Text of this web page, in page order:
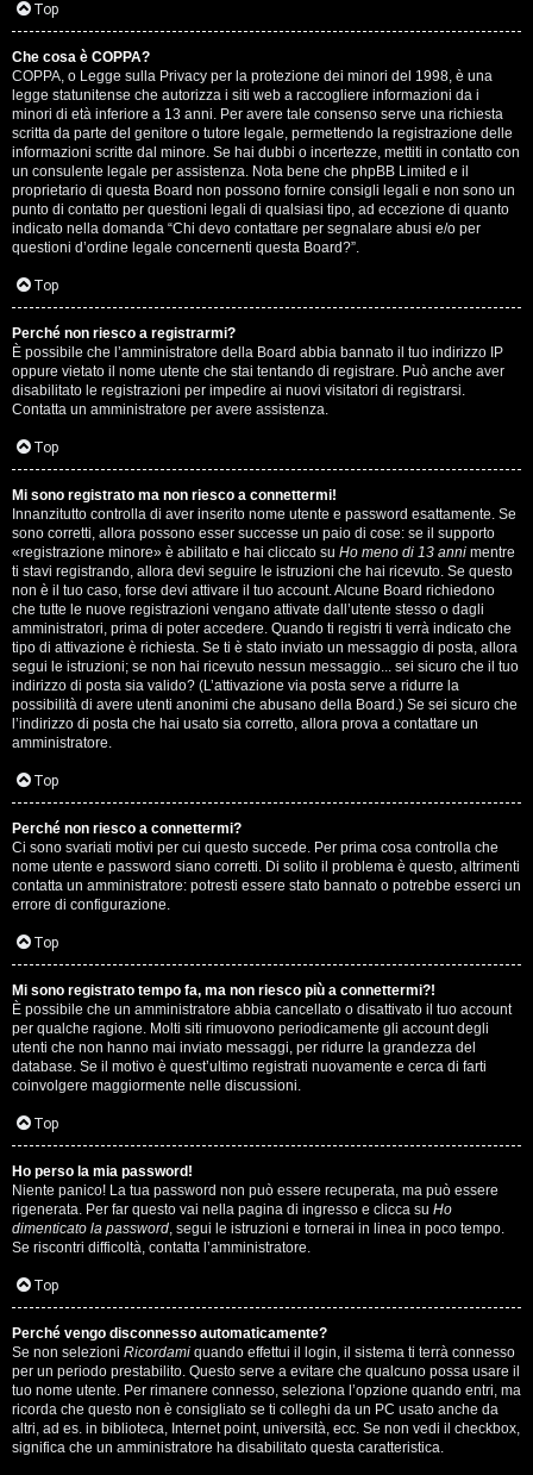
A
r
g
o
m
e
n
t
i
s
e
n
z
a
r
i
s
p
o
s
t
a
A
r
g
o
m
e
n
t
i
a
t
Top
Che cosa è COPPA?
COPPA, o Legge sulla Privacy per la protezione dei minori del 1998, è una
legge statunitense che autorizza i siti web a raccogliere informazioni da i
minori di età inferiore a 13 anni. Per avere tale consenso serve una richiesta
scritta da parte del genitore o tutore legale, permettendo la registrazione delle
informazioni scritte dal minore. Se hai dubbi o incertezze, mettiti in contatto con
un consulente legale per assistenza. Nota bene che phpBB Limited e il
proprietario di questa Board non possono fornire consigli legali e non sono un
punto di contatto per questioni legali di qualsiasi tipo, ad eccezione di quanto
indicato nella domanda “Chi devo contattare per segnalare abusi e/o per
questioni d’ordine legale concernenti questa Board?”.
Top
Perché non riesco a registrarmi?
È possibile che l’amministratore della Board abbia bannato il tuo indirizzo IP
oppure vietato il nome utente che stai tentando di registrare. Può anche aver
disabilitato le registrazioni per impedire ai nuovi visitatori di registrarsi.
Contatta un amministratore per avere assistenza.
Top
Mi sono registrato ma non riesco a connettermi!
Innanzitutto controlla di aver inserito nome utente e password esattamente. Se
sono corretti, allora possono esser successe un paio di cose: se il supporto
«registrazione minore» è abilitato e hai cliccato su Ho meno di 13 anni mentre
ti stavi registrando, allora devi seguire le istruzioni che hai ricevuto. Se questo
non è il tuo caso, forse devi attivare il tuo account. Alcune Board richiedono
che tutte le nuove registrazioni vengano attivate dall’utente stesso o dagli
amministratori, prima di poter accedere. Quando ti registri ti verrà indicato che
tipo di attivazione è richiesta. Se ti è stato inviato un messaggio di posta, allora
segui le istruzioni; se non hai ricevuto nessun messaggio... sei sicuro che il tuo
indirizzo di posta sia valido? (L’attivazione via posta serve a ridurre la
possibilità di avere utenti anonimi che abusano della Board.) Se sei sicuro che
l’indirizzo di posta che hai usato sia corretto, allora prova a contattare un
amministratore.
Top
Perché non riesco a connettermi?
Ci sono svariati motivi per cui questo succede. Per prima cosa controlla che
nome utente e password siano corretti. Di solito il problema è questo, altrimenti
contatta un amministratore: potresti essere stato bannato o potrebbe esserci un
errore di configurazione.
Top
Mi sono registrato tempo fa, ma non riesco più a connettermi?!
È possibile che un amministratore abbia cancellato o disattivato il tuo account
per qualche ragione. Molti siti rimuovono periodicamente gli account degli
utenti che non hanno mai inviato messaggi, per ridurre la grandezza del
database. Se il motivo è quest’ultimo registrati nuovamente e cerca di farti
coinvolgere maggiormente nelle discussioni.
Top
Ho perso la mia password!
Niente panico! La tua password non può essere recuperata, ma può essere
rigenerata. Per far questo vai nella pagina di ingresso e clicca su Ho
dimenticato la password, segui le istruzioni e tornerai in linea in poco tempo.
Se riscontri difficoltà, contatta l’amministratore.
Top
Perché vengo disconnesso automaticamente?
Se non selezioni Ricordami quando effettui il login, il sistema ti terrà connesso
per un periodo prestabilito. Questo serve a evitare che qualcuno possa usare il
tuo nome utente. Per rimanere connesso, seleziona l’opzione quando entri, ma
ricorda che questo non è consigliato se ti colleghi da un PC usato anche da
altri, ad es. in biblioteca, Internet point, università, ecc. Se non vedi il checkbox,
significa che un amministratore ha disabilitato questa caratteristica.
T
o
p
i
c
A
t
t
i
v
i
G
i
g
i
D
'
A
g
o
s
t
i
n
o
i
n
T
o
u
r
M
u
s
i